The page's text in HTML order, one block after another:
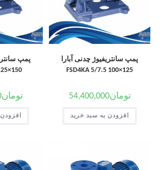
پمپ سانتریفیوژ چدنی آبارا
125×100 FSD4KA 5/7.5
تومان54,400,000
افزودن به سبد خرید
پمپ
150×125 FSD4HA/11
تومان